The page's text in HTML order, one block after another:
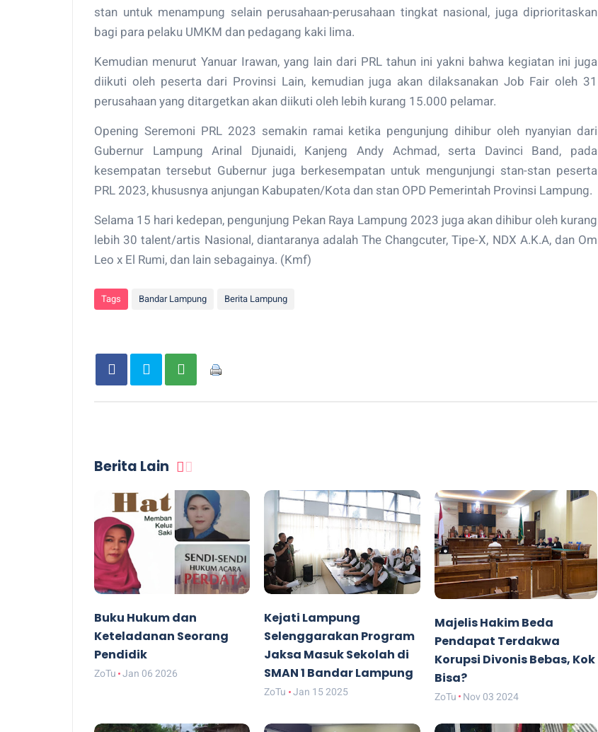
stan untuk menampung selain perusahaan-perusahaan tingkat nasional, juga diprioritaskan
bagi para pelaku UMKM dan pedagang kaki lima.
Kemudian menurut Yanuar Irawan, yang lain dari PRL tahun ini yakni bahwa kegiatan ini juga
diikuti oleh peserta dari Provinsi Lain, kemudian juga akan dilaksanakan Job Fair oleh 31
perusahaan yang ditargetkan akan diikuti oleh lebih kurang 15.000 pelamar.
Opening Seremoni PRL 2023 semakin ramai ketika pengunjung dihibur oleh nyanyian dari
Gubernur Lampung Arinal Djunaidi, Kanjeng Andy Achmad, serta Davinci Band, pada
kesempatan tersebut Gubernur juga berkesempatan untuk mengunjungi stan-stan peserta
PRL 2023, khususnya anjungan Kabupaten/Kota dan stan OPD Pemerintah Provinsi Lampung.
Selama 15 hari kedepan, pengunjung Pekan Raya Lampung 2023 juga akan dihibur oleh kurang
lebih 30 talent/artis Nasional, diantaranya adalah The Changcuter, Tipe-X, NDX A.K.A, dan Om
Leo x El Rumi, dan lain sebagainya. (Kmf)
Tags Bandar Lampung Berita Lampung
Berita Lain
Buku Hukum dan
Keteladanan Seorang
Pendidik
ZoTu Jan 06 2026
Kejati Lampung
Selenggarakan Program
Jaksa Masuk Sekolah di
SMAN 1 Bandar Lampung
ZoTu Jan 15 2025
Majelis Hakim Beda
Pendapat Terdakwa
Korupsi Divonis Bebas, Kok
Bisa?
ZoTu Nov 03 2024